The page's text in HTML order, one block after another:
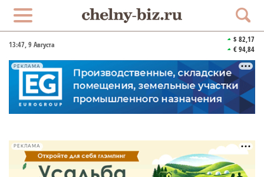
13:47, 9 Августа
$ 82,17
€ 94,84
РЕКЛАМА
РЕКЛАМА